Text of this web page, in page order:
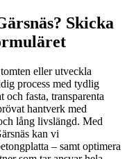
Skicka
eller utveckla
process med tydlig
fasta, transparenta
hantverk med
lång livslängd. Med
kan vi
– samt optimera